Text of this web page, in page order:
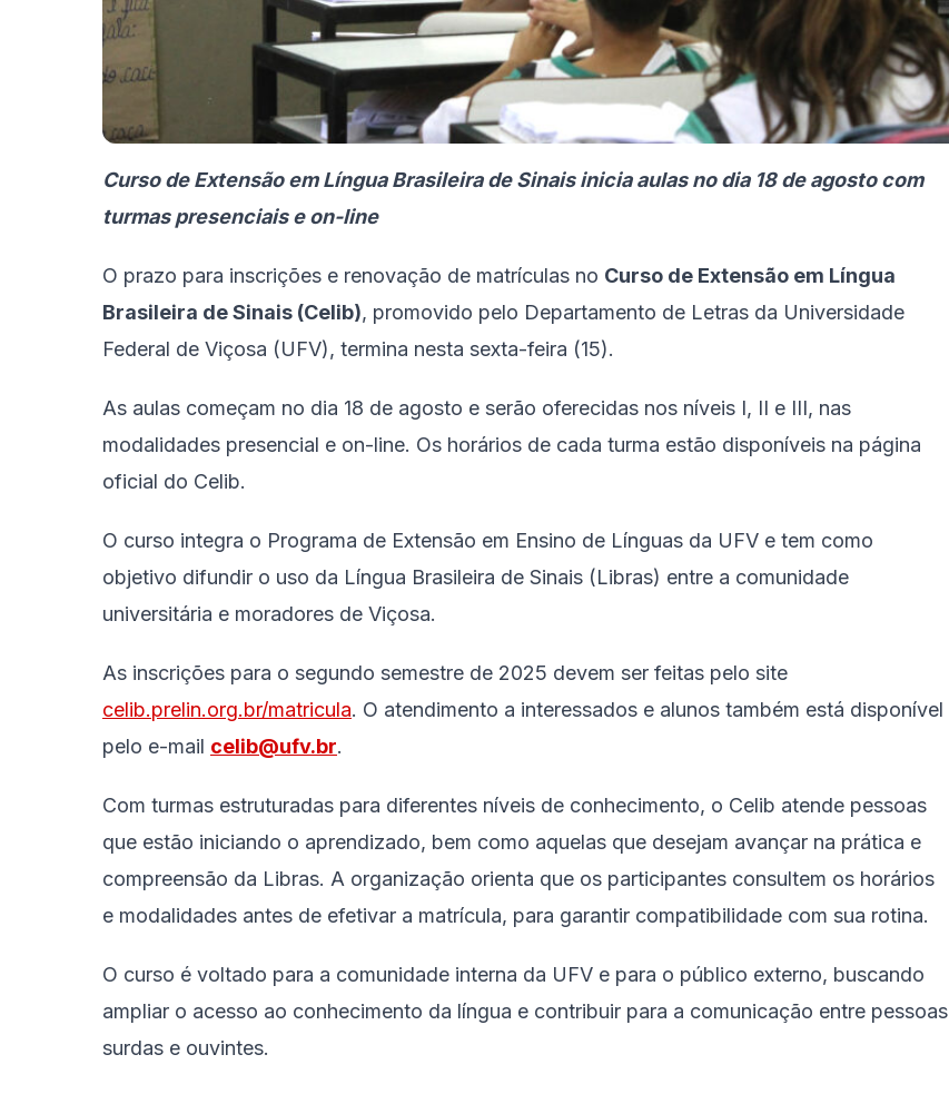
Curso de Extensão em Língua Brasileira de Sinais inicia aulas no dia 18 de agosto com
turmas presenciais e on-line
O prazo para inscrições e renovação de matrículas no Curso de Extensão em Língua
Brasileira de Sinais (Celib), promovido pelo Departamento de Letras da Universidade
Federal de Viçosa (UFV), termina nesta sexta-feira (15).
As aulas começam no dia 18 de agosto e serão oferecidas nos níveis I, II e III, nas
modalidades presencial e on-line. Os horários de cada turma estão disponíveis na página
oficial do Celib.
O curso integra o Programa de Extensão em Ensino de Línguas da UFV e tem como
objetivo difundir o uso da Língua Brasileira de Sinais (Libras) entre a comunidade
universitária e moradores de Viçosa.
As inscrições para o segundo semestre de 2025 devem ser feitas pelo site
celib.prelin.org.br/matricula. O atendimento a interessados e alunos também está disponível
pelo e-mail celib@ufv.br.
Com turmas estruturadas para diferentes níveis de conhecimento, o Celib atende pessoas
que estão iniciando o aprendizado, bem como aquelas que desejam avançar na prática e
compreensão da Libras. A organização orienta que os participantes consultem os horários
e modalidades antes de efetivar a matrícula, para garantir compatibilidade com sua rotina.
O curso é voltado para a comunidade interna da UFV e para o público externo, buscando
ampliar o acesso ao conhecimento da língua e contribuir para a comunicação entre pessoas
surdas e ouvintes.